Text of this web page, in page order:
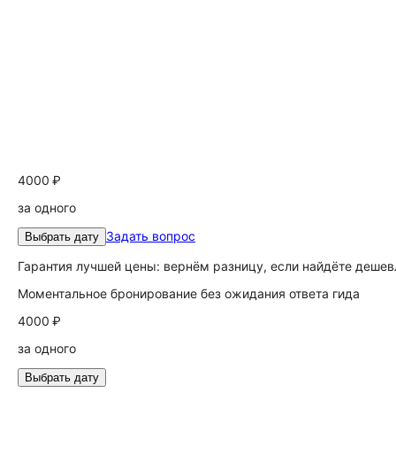
4000 ₽
за одного
Выбрать дату Задать вопрос
Гарантия лучшей цены: вернём разницу, если найдёте
Моментальное бронирование без ожидания ответа гида
4000 ₽
за одного
Выбрать дату